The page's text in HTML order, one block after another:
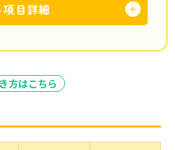
目詳細 ＋
方はこちら